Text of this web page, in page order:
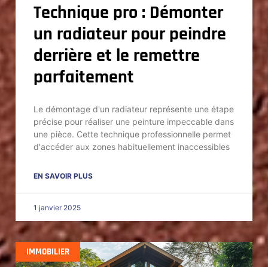
Technique pro : Démonter
un radiateur pour peindre
derrière et le remettre
parfaitement
Le démontage d'un radiateur représente une étape
précise pour réaliser une peinture impeccable dans
une pièce. Cette technique professionnelle permet
d'accéder aux zones habituellement inaccessibles
EN SAVOIR PLUS
1 janvier 2025
IMMOBILIER